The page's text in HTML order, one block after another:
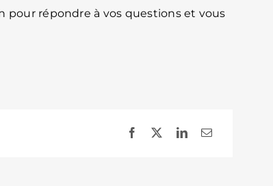
pour répondre à vos questions et vous